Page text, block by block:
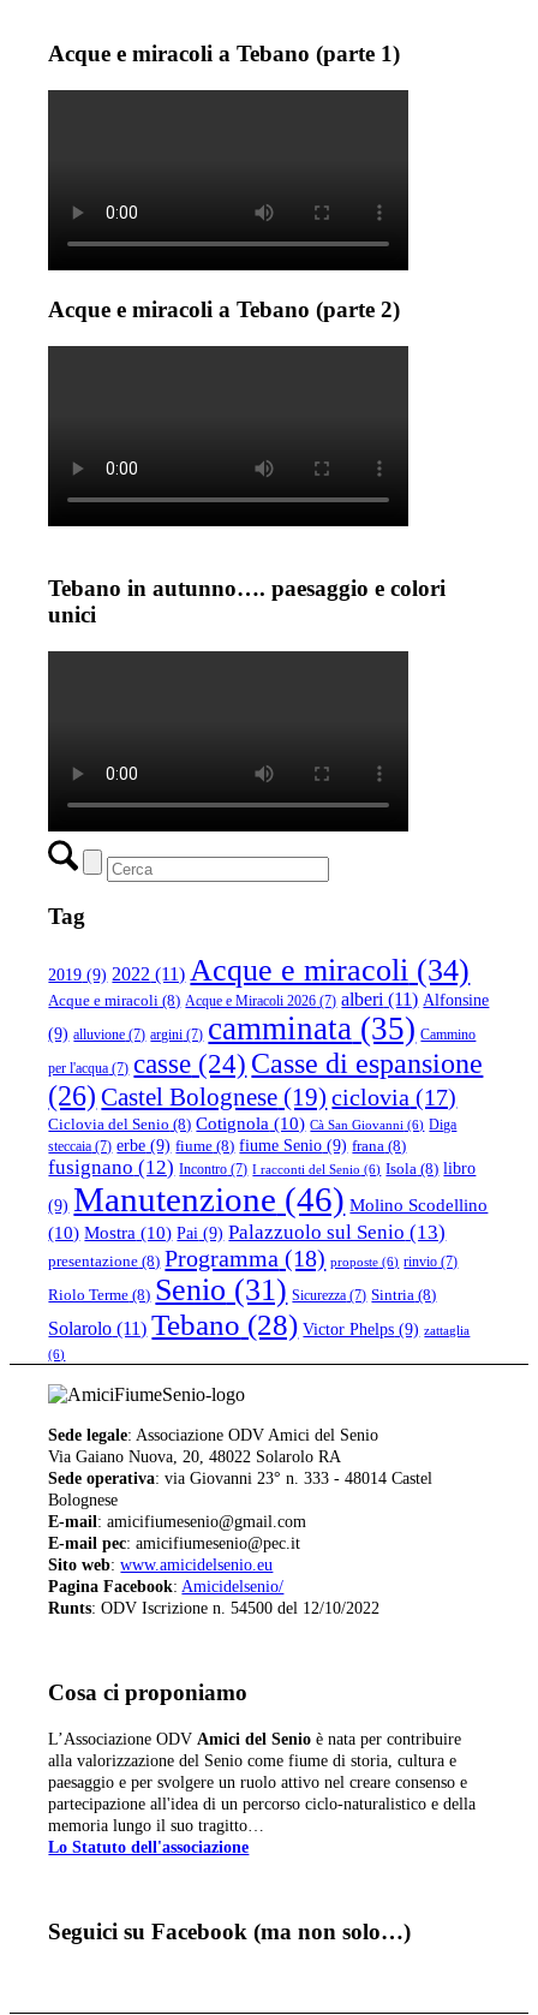
Acque e miracoli a Tebano (parte 1)
Acque e miracoli a Tebano (parte 2)
Tebano in autunno…. paesaggio e colori
unici
Tag
2019 (9) 2022 (11) Acque e miracoli (34)
Acque e miracoli (8) Acque e Miracoli 2026 (7) alberi (11) Alfonsine
(9) alluvione (7) argini (7) camminata (35) Cammino
per l'acqua (7) casse (24) Casse di espansione
(26) Castel Bolognese (19) ciclovia (17)
Ciclovia del Senio (8) Cotignola (10) Cà San Giovanni (6) Diga
steccaia (7) erbe (9) fiume (8) fiume Senio (9) frana (8)
fusignano (12) Incontro (7) I racconti del Senio (6) Isola (8) libro
(9) Manutenzione (46) Molino Scodellino
(10) Mostra (10) Pai (9) Palazzuolo sul Senio (13)
presentazione (8) Programma (18) proposte (6) rinvio (7)
Riolo Terme (8) Senio (31) Sicurezza (7) Sintria (8)
Solarolo (11) Tebano (28) Victor Phelps (9) zattaglia
(6)
Sede legale: Associazione ODV Amici del Senio
Via Gaiano Nuova, 20, 48022 Solarolo RA
Sede operativa: via Giovanni 23° n. 333 - 48014 Castel
Bolognese
E-mail: amicifiumesenio@gmail.com
E-mail pec: amicifiumesenio@pec.it
Sito web:www.amicidelsenio.eu
Pagina Facebook:Amicidelsenio/
Runts: ODV Iscrizione n. 54500 del 12/10/2022
Cosa ci proponiamo
L’Associazione ODV Amici del Senio è nata per contribuire
alla valorizzazione del Senio come fiume di storia, cultura e
paesaggio e per svolgere un ruolo attivo nel creare consenso e
partecipazione all'idea di un percorso ciclo-naturalistico e della
memoria lungo il suo tragitto…
Lo Statuto dell'associazione
Seguici su Facebook (ma non solo…)